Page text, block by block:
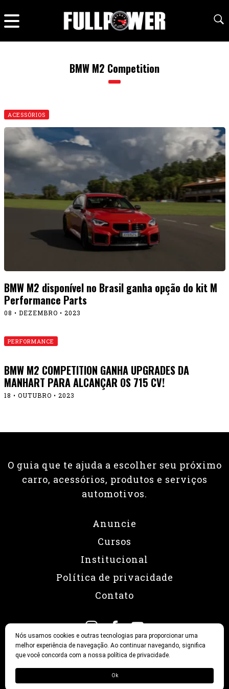
BMW M2 Competition
ACESSÓRIOS
BMW M2 disponível no Brasil ganha opção do kit M
Performance Parts
08 • DEZEMBRO • 2023
PERFORMANCE
BMW M2 COMPETITION GANHA UPGRADES DA
MANHART PARA ALCANÇAR OS 715 CV!
18 • OUTUBRO • 2023
O guia que te ajuda a escolher seu próximo
carro, acessórios, produtos e serviços
automotivos.
Anuncie
Cursos
Institucional
Política de privacidade
Contato
Nós usamos cookies e outras tecnologias para proporcionar uma
melhor experiência de navegação. Ao continuar navegando, significa
que você concorda com a nossa política de privacidade.
Ok